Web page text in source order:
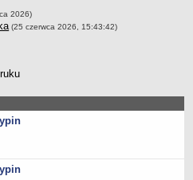
stanowiska urzędnicze
urzędnicze
2026)
(25 czerwca 2026, 15:43:42)